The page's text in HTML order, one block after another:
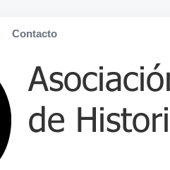
Contacto